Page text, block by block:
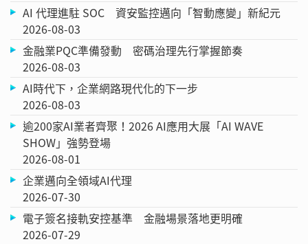
AI 代理進駐 SOC 資安監控邁向「智動應變」新紀元
2026-08-03
金融業PQC準備發動 密碼治理先行掌握節奏
2026-08-03
AI時代下，企業網路現代化的下一步
2026-08-03
逾200家AI業者齊聚！2026 AI應用大展「AI WAVE
SHOW」強勢登場
2026-08-01
企業邁向全領域AI代理
2026-07-30
電子簽名接軌安控基準 金融場景落地更明確
2026-07-29